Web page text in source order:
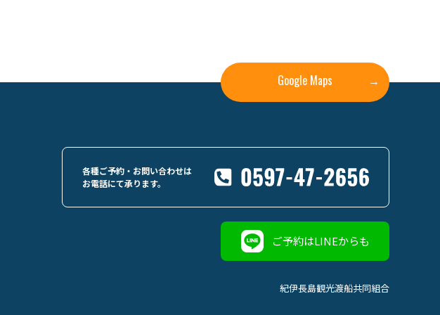
Google Maps →
各種ご予約・お問い合わせは
お電話にて承ります。
ご予約はLINEからも
紀伊長島観光渡船共同組合